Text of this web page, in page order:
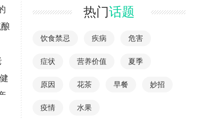
热门话题
饮食禁忌 疾病 危害
症状 营养价值 夏季
原因 花茶 早餐 妙招
疫情 水果